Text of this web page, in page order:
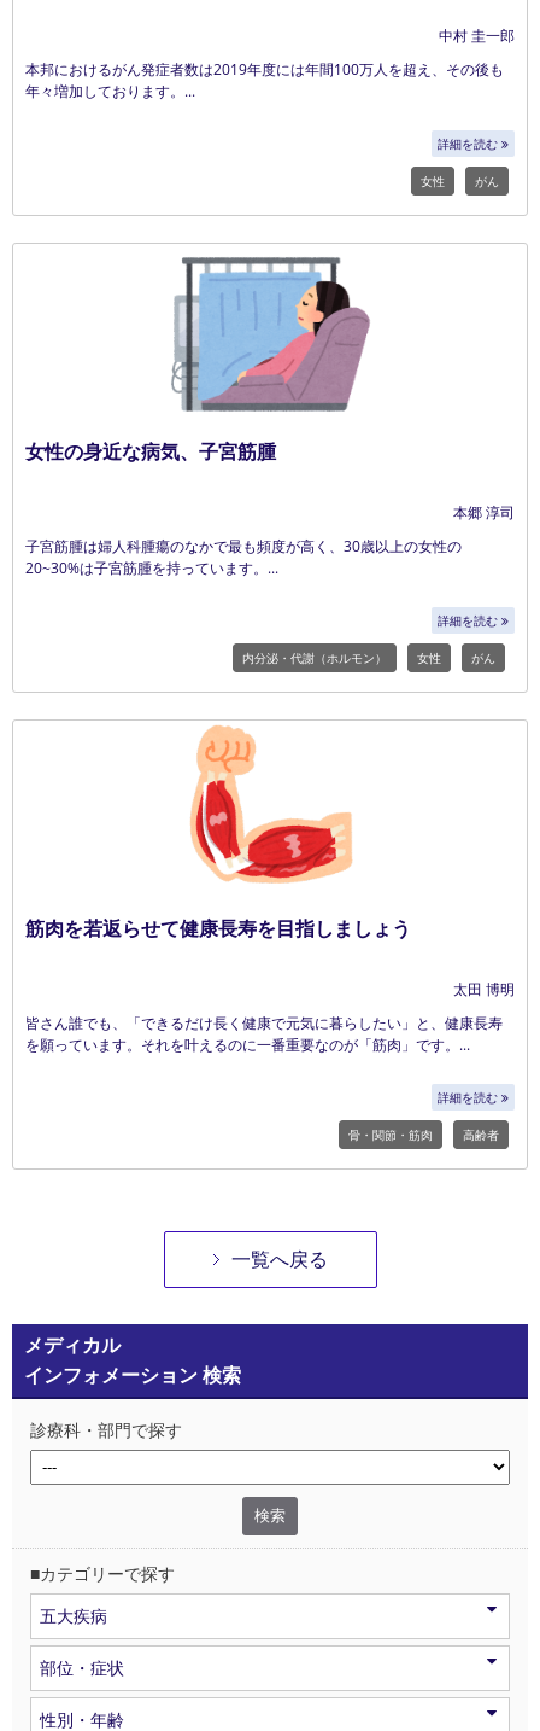
中村 圭一郎
本邦におけるがん発症者数は2019年度には年間100万人を超え、その後も
年々増加しております。
詳細を読む
女性 がん
女性の身近な病気、子宮筋腫
本郷 淳司
子宮筋腫は婦人科腫瘍のなかで最も頻度が高く、30歳以上の女性の
20~30%は子宮筋腫を持っています。
詳細を読む
内分泌・代謝（ホルモン） 女性 がん
筋肉を若返らせて健康長寿を目指しましょう
太田 博明
皆さん誰でも、「できるだけ長く健康で元気に暮らしたい」と、健康長寿
を願っています。それを叶えるのに一番重要なのが「筋肉」です。
詳細を読む
骨・関節・筋肉 高齢者
一覧へ戻る
メディカル
インフォメーション 検索
診療科・部門で探す
■カテゴリーで探す
五大疾病
部位・症状
性別・年齢